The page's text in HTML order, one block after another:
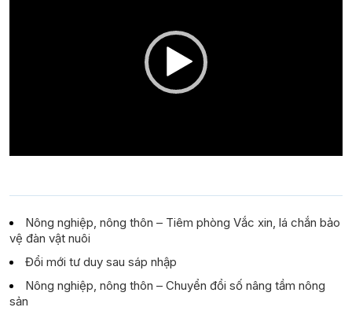
Nông nghiệp, nông thôn – Tiêm phòng Vắc xin, lá chắn bảo
vệ đàn vật nuôi
Đổi mới tư duy sau sáp nhập
Nông nghiệp, nông thôn – Chuyển đổi số nâng tầm nông
sản